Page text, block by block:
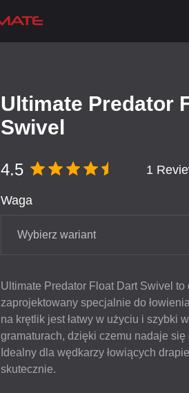
Ultimate Predator
Swivel
4.5 1
Waga
Wybierz wariant
Ultimate Predator Float Dart Swivel to
zaprojektowany specjalnie do
na krętlik jest łatwy w użyciu i szybki
gramaturach, dzięki czemu nadaje
Idealny dla wędkarzy łowiących
skutecznie.